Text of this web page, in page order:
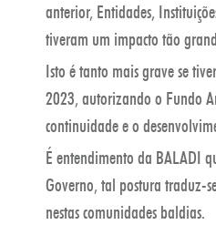
anterior, Entidades,
tiveram um impacto tão
Isto é tanto mais grave se
2023, autorizando o Fundo
continuidade e o
É entendimento da BALADI
Governo, tal postura traduz-
nestas comunidades baldias.